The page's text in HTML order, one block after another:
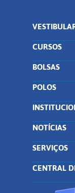
CURSOS
BOLSAS
POLOS
NOTÍCIAS
SERVIÇOS
CENTRAL